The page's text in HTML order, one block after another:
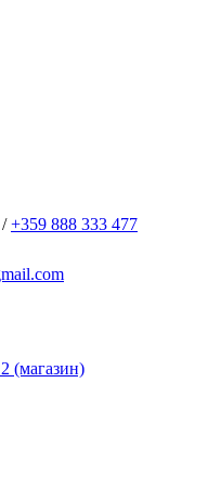
/+359 888 333 477
(магазин)